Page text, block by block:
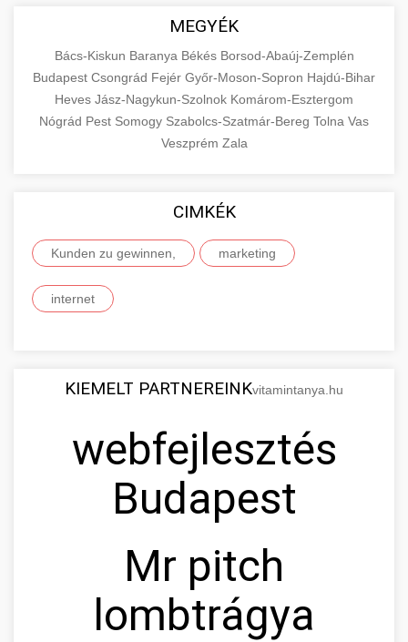
MEGYÉK
Bács-Kiskun Baranya Békés Borsod-Abaúj-Zemplén
Budapest Csongrád Fejér Győr-Moson-Sopron Hajdú-Bihar
Heves Jász-Nagykun-Szolnok Komárom-Esztergom
Nógrád Pest Somogy Szabolcs-Szatmár-Bereg Tolna Vas
Veszprém Zala
CIMKÉK
Kunden zu gewinnen, marketing
internet
KIEMELT PARTNEREINKvitamintanya.hu
webfejlesztés
Budapest
Mr pitch
lombtrágya